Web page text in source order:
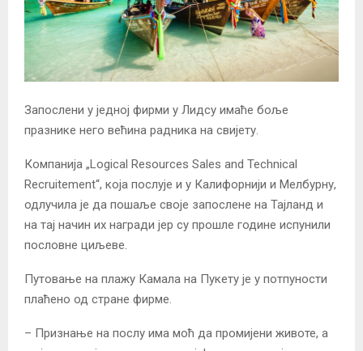
Запослени у једној фирми у Лидсу имаће боље
празнике него већина радника на свијету.
Компанија „Logical Resources Sales and Technical
Recruitement“, која послује и у Калифорнији и Мелбурну,
одлучила је да пошаље своје запослене на Тајланд и
на тај начин их награди јер су прошле године испунили
пословне циљеве.
Путовање на плажу Камала на Пукету је у потпуности
плаћено од стране фирме.
– Признање на послу има моћ да промијени животе, а